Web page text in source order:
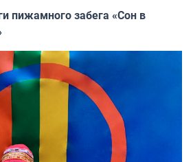
пижамного забега «Сон в